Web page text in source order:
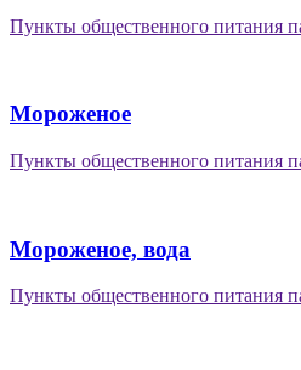
Пункты общественного питания
Мороженое
Пункты общественного питания
Мороженое, вода
Пункты общественного питания